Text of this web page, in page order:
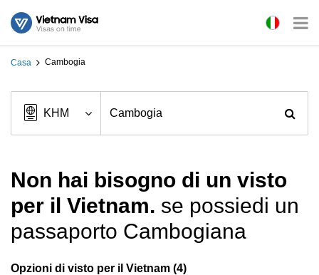
Casa Cambogia
Non hai bisogno di un visto
per il Vietnam. se possiedi un
passaporto Cambogiana
Opzioni di visto per il Vietnam (4)